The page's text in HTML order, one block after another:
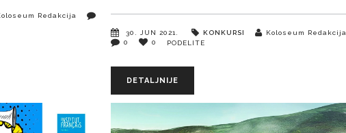
Redakcija
30. JUN 2021. KONKURSI
Koloseum Redakcija
0
0 PODELITE
DETALJNIJE